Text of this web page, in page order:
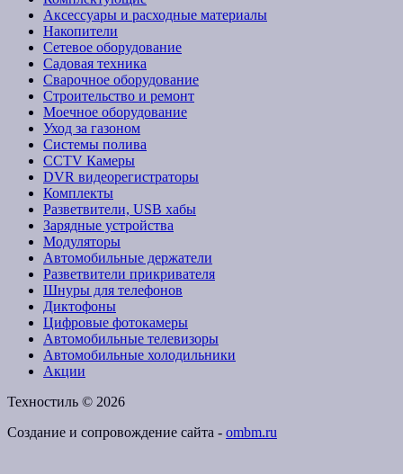
Аксессуары и расходные материалы
Накопители
Сетевое оборудование
Садовая техника
Сварочное оборудование
Строительство и ремонт
Моечное оборудование
Уход за газоном
Системы полива
CCTV Камеры
DVR видеорегистраторы
Комплекты
Разветвители, USB хабы
Зарядные устройства
Модуляторы
Автомобильные держатели
Разветвители прикривателя
Шнуры для телефонов
Диктофоны
Цифровые фотокамеры
Автомобильные телевизоры
Автомобильные холодильники
Акции
Техностиль © 2026
Создание и сопровождение сайта - ombm.ru